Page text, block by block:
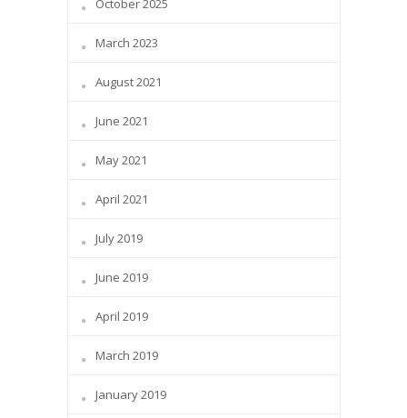
March 2023
August 2021
June 2021
May 2021
April 2021
July 2019
June 2019
April 2019
March 2019
January 2019